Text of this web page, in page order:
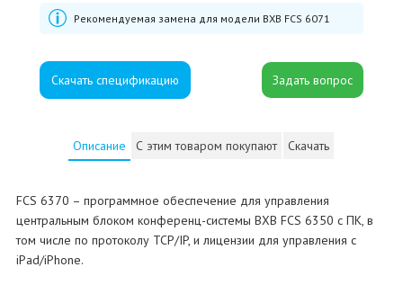
Рекомендуемая замена для модели BXB FCS 6071
Скачать спецификацию
Описание С этим товаром покупают Скачать
FCS 6370 – программное обеспечение для управления
центральным блоком конференц-системы BXB FCS 6350 с ПК, в
том числе по протоколу TCP/IP, и лицензии для управления с
iPad/iPhone.